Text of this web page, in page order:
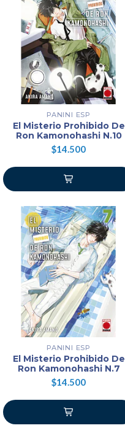
PANINI ESP
El Misterio Prohibido De
Ron Kamonohashi N.10
$14.500
PANINI ESP
El Misterio Prohibido De
Ron Kamonohashi N.7
$14.500